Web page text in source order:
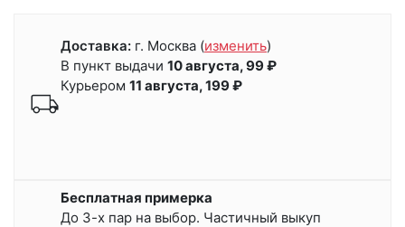
Доставка: г. Москва (изменить)
В пункт выдачи 10 августа, 99 ₽
Курьером 11 августа, 199 ₽
Бесплатная примерка
До 3-х пар на выбор. Частичный выкуп